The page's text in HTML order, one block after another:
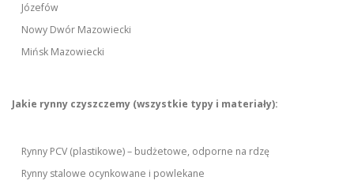
Józefów
Nowy Dwór Mazowiecki
Mińsk Mazowiecki
Jakie rynny czyszczemy (wszystkie typy i materiały):
Rynny PCV (plastikowe) – budżetowe, odporne na rdzę
Rynny stalowe ocynkowane i powlekane